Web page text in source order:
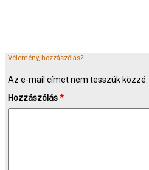
Vélemény, hozzászólás?
Az e-mail címet nem tesszük közzé.
Hozzászólás*